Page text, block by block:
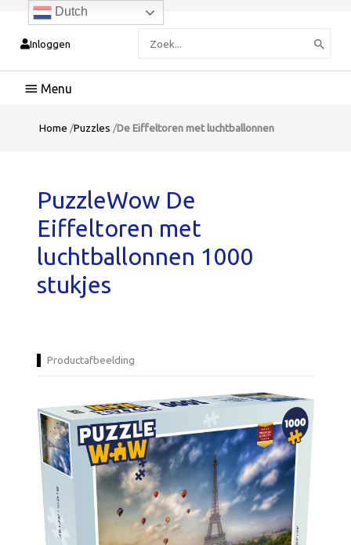
Inloggen
naar:
Hoofdmenu
Home /Puzzles /De Eiffeltoren met luchtballonnen
PuzzleWow De
Eiffeltoren met
luchtballonnen 1000
stukjes
Productafbeelding
Dutch